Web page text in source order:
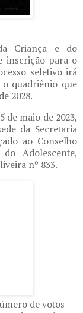
Criança e do
inscrição para o
seletivo irá
quadriênio que
2028.
de maio de 2023,
da Secretaria
ao Conselho
Adolescente,
nº 833.
de votos